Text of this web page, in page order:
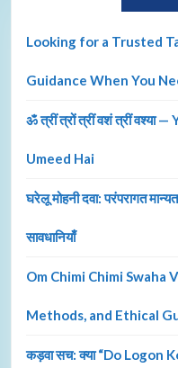
Looking for a Trusted
Guidance When You
ॐ त्रीं त्रों त्रीं वशं त्रीं
Umeed Hai
घरेलू मोहनी दवा: परंपरागत
सावधानियाँ
Om Chimi Chimi Swaha
Methods, and Ethical
कड़वा सच: क्या “Do Logon